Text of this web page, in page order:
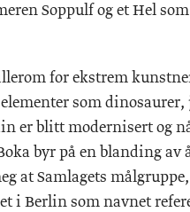
Soppulf og et Hel
for ekstrem
som
er blitt modernisert og
byr på en blanding av
at Samlagets
i Berlin som navnet